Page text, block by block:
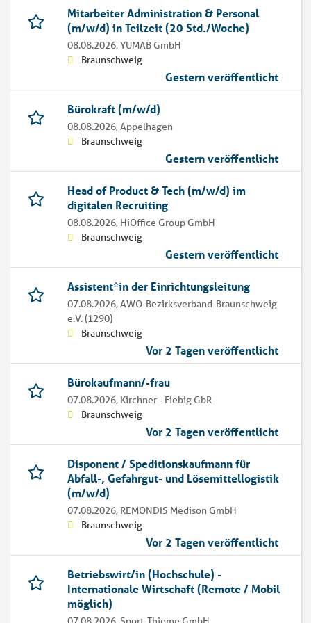
Mitarbeiter Administration & Personal
(m/w/d) in Teilzeit (20 Std./Woche)
08.08.2026,YUMAB GmbH
Braunschweig
Gestern veröffentlicht
Bürokraft (m/w/d)
08.08.2026,Appelhagen
Braunschweig
Gestern veröffentlicht
Head of Product & Tech (m/w/d) im
digitalen Recruiting
08.08.2026, HiOffice Group GmbH
Braunschweig
Gestern veröffentlicht
Assistent*in der Einrichtungsleitung
07.08.2026,AWO-Bezirksverband-Braunschweig
e.V. (1290)
Braunschweig
Vor 2 Tagen veröffentlicht
Bürokaufmann/-frau
07.08.2026, Kirchner - Fiebig GbR
Braunschweig
Vor 2 Tagen veröffentlicht
Disponent / Speditionskaufmann für
Abfall-, Gefahrgut- und Lösemittellogistik
(m/w/d)
07.08.2026, REMONDIS Medison GmbH
Braunschweig
Vor 2 Tagen veröffentlicht
Betriebswirt/in (Hochschule) -
Internationale Wirtschaft (Remote / Mobil
möglich)